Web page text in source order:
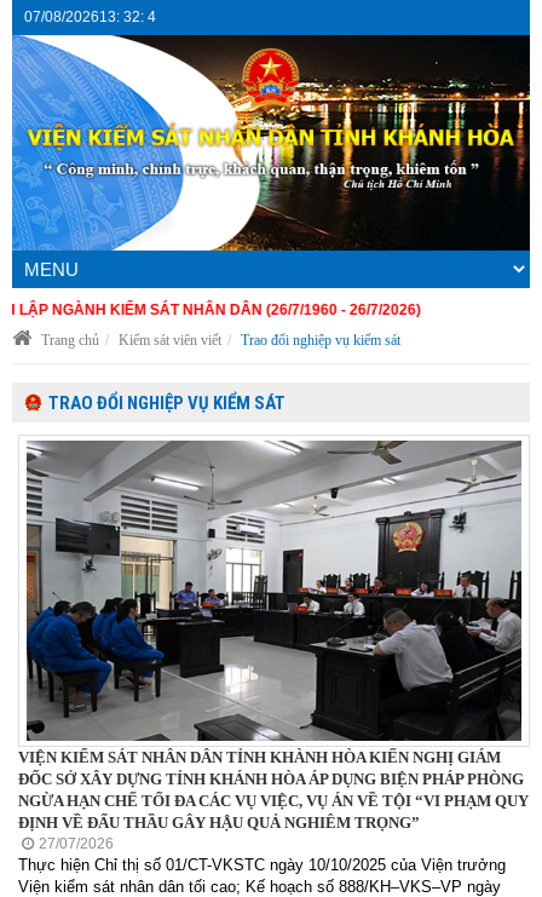
07/08/202613: 32: 5
KIỂM SÁT NHÂN DÂN (26/7/1960 - 26/7/2026)
Trang chủ
Kiểm sát viên viết Trao đổi nghiệp vụ kiểm sát
TRAO ĐỔI NGHIỆP VỤ KIỂM SÁT
VIỆN KIỂM SÁT NHÂN DÂN TỈNH KHÀNH HÒA KIẾN NGHỊ GIÁM
ĐỐC SỞ XÂY DỰNG TỈNH KHÁNH HÒA ÁP DỤNG BIỆN PHÁP PHÒNG
NGỪA HẠN CHẾ TỐI ĐA CÁC VỤ VIỆC, VỤ ÁN VỀ TỘI “VI PHẠM QUY
ĐỊNH VỀ ĐẤU THẦU GÂY HẬU QUẢ NGHIÊM TRỌNG”
27/07/2026
Thực hiện Chỉ thị số 01/CT-VKSTC ngày 10/10/2025 của Viện trưởng
Viện kiểm sát nhân dân tối cao; Kế hoạch số 888/KH–VKS–VP ngày